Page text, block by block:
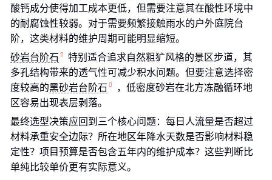
酸钙成分使得加工成本更低，但需要注意其在酸性环境中
的耐腐蚀性较弱。对于需要频繁接触雨水的户外庭院台
阶，这类材料的维护周期可能明显缩短。
砂岩台阶石
特别适合追求自然粗犷风格的景区步道，其
多孔结构带来的透气性可减少积水问题。但要注意选择密
度较高的黑砂岩台阶石
，低密度砂岩在北方冻融循环地
区容易出现表层剥落。
最终选型决策应回到三个核心问题：每日人流量是否超过
材料承重安全边际？所在地区年降水天数是否影响材料稳
定性？项目预算是否包含五年内的维护成本？这些判断比
单纯比较单价更有实际意义。